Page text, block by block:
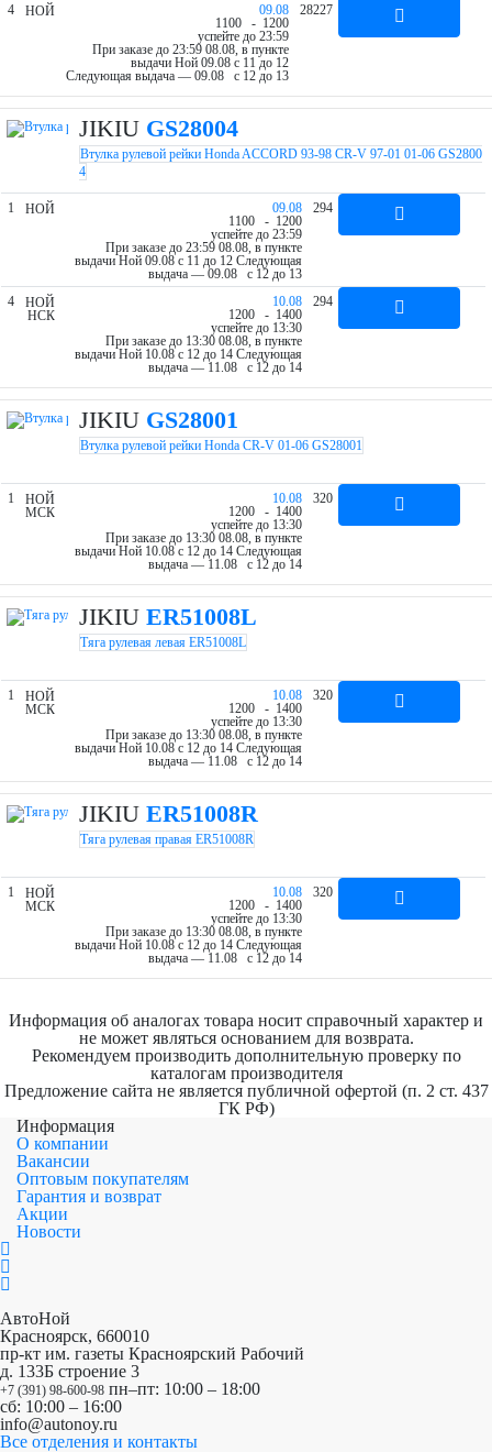
4 НОЙ
09.08
1100 - 1200
успейте до 23:59
При заказе до 23:59 08.08, в пункте
выдачи Ной 09.08 c 11 до 12
Следующая выдача — 09.08 c 12 до 13
28227
JIKIU GS28004
Втулка рулевой рейки Honda ACCORD 93-98 CR-V 97-01 01-06 GS2800
4
1 НОЙ
09.08
1100 - 1200
успейте до 23:59
При заказе до 23:59 08.08, в пункте
выдачи Ной 09.08 c 11 до 12 Следующая
выдача — 09.08 c 12 до 13
294
4
НОЙ
НСК
10.08
1200 - 1400
успейте до 13:30
При заказе до 13:30 08.08, в пункте
выдачи Ной 10.08 c 12 до 14 Следующая
выдача — 11.08 c 12 до 14
294
JIKIU GS28001
Втулка рулевой рейки Honda CR-V 01-06 GS28001
1
НОЙ
МСК
10.08
1200 - 1400
успейте до 13:30
При заказе до 13:30 08.08, в пункте
выдачи Ной 10.08 c 12 до 14 Следующая
выдача — 11.08 c 12 до 14
320
JIKIU ER51008L
Тяга рулевая левая ER51008L
1
НОЙ
МСК
10.08
1200 - 1400
успейте до 13:30
При заказе до 13:30 08.08, в пункте
выдачи Ной 10.08 c 12 до 14 Следующая
выдача — 11.08 c 12 до 14
320
JIKIU ER51008R
Тяга рулевая правая ER51008R
1
НОЙ
МСК
10.08
1200 - 1400
успейте до 13:30
При заказе до 13:30 08.08, в пункте
выдачи Ной 10.08 c 12 до 14 Следующая
выдача — 11.08 c 12 до 14
320
Информация об аналогах товара носит справочный характер и
не может являться основанием для возврата.
Рекомендуем производить дополнительную проверку по
каталогам производителя
Предложение сайта не является публичной офертой (п. 2 ст. 437
ГК РФ)
Информация
О компании
Вакансии
Оптовым покупателям
Гарантия и возврат
Акции
Новости
АвтоНой
Красноярск, 660010
пр-кт им. газеты Красноярский Рабочий
д. 133Б строение 3
+7 (391) 98-600-98 пн–пт: 10:00 – 18:00
сб: 10:00 – 16:00
info@autonoy.ru
Все отделения и контакты